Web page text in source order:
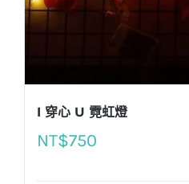
I 穿心 U 霓虹燈
NT$750